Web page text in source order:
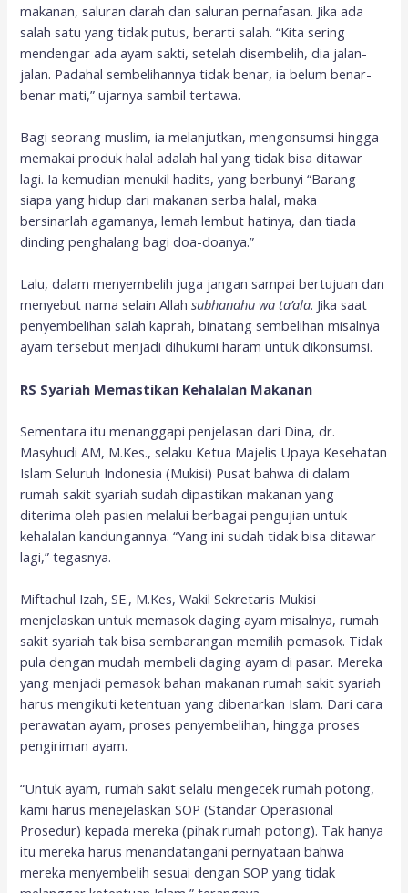
makanan, saluran darah dan saluran pernafasan. Jika ada
salah satu yang tidak putus, berarti salah. “Kita sering
mendengar ada ayam sakti, setelah disembelih, dia jalan-
jalan. Padahal sembelihannya tidak benar, ia belum benar-
benar mati,” ujarnya sambil tertawa.
Bagi seorang muslim, ia melanjutkan, mengonsumsi hingga
memakai produk halal adalah hal yang tidak bisa ditawar
lagi. Ia kemudian menukil hadits, yang berbunyi “Barang
siapa yang hidup dari makanan serba halal, maka
bersinarlah agamanya, lemah lembut hatinya, dan tiada
dinding penghalang bagi doa-doanya.”
Lalu, dalam menyembelih juga jangan sampai bertujuan dan
menyebut nama selain Allahsubhanahu wa ta’ala. Jika saat
penyembelihan salah kaprah, binatang sembelihan misalnya
ayam tersebut menjadi dihukumi haram untuk dikonsumsi.
RS Syariah Memastikan Kehalalan Makanan
Sementara itu menanggapi penjelasan dari Dina, dr.
Masyhudi AM, M.Kes., selaku Ketua Majelis Upaya Kesehatan
Islam Seluruh Indonesia (Mukisi) Pusat bahwa di dalam
rumah sakit syariah sudah dipastikan makanan yang
diterima oleh pasien melalui berbagai pengujian untuk
kehalalan kandungannya. “Yang ini sudah tidak bisa ditawar
lagi,” tegasnya.
Miftachul Izah, SE., M.Kes, Wakil Sekretaris Mukisi
menjelaskan untuk memasok daging ayam misalnya, rumah
sakit syariah tak bisa sembarangan memilih pemasok. Tidak
pula dengan mudah membeli daging ayam di pasar. Mereka
yang menjadi pemasok bahan makanan rumah sakit syariah
harus mengikuti ketentuan yang dibenarkan Islam. Dari cara
perawatan ayam, proses penyembelihan, hingga proses
pengiriman ayam.
“Untuk ayam, rumah sakit selalu mengecek rumah potong,
kami harus menejelaskan SOP (Standar Operasional
Prosedur) kepada mereka (pihak rumah potong). Tak hanya
itu mereka harus menandatangani pernyataan bahwa
mereka menyembelih sesuai dengan SOP yang tidak